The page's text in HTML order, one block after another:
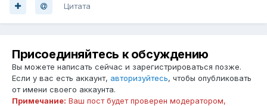
Цитата
Присоединяйтесь к обсуждению
Вы можете написать сейчас и зарегистрироваться позже.
Если у вас есть аккаунт, авторизуйтесь, чтобы опубликовать
от имени своего аккаунта.
Примечание: Ваш пост будет проверен модератором,